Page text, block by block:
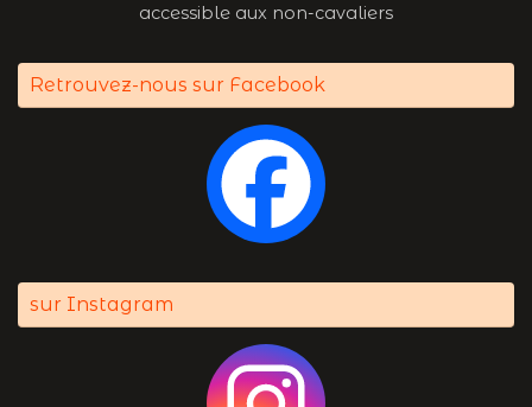
accessible aux non-cavaliers
Retrouvez-nous sur Facebook
sur Instagram